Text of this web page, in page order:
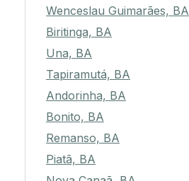
Wenceslau Guimarães, BA
Biritinga, BA
Una, BA
Tapiramutá, BA
Andorinha, BA
Bonito, BA
Remanso, BA
Piatã, BA